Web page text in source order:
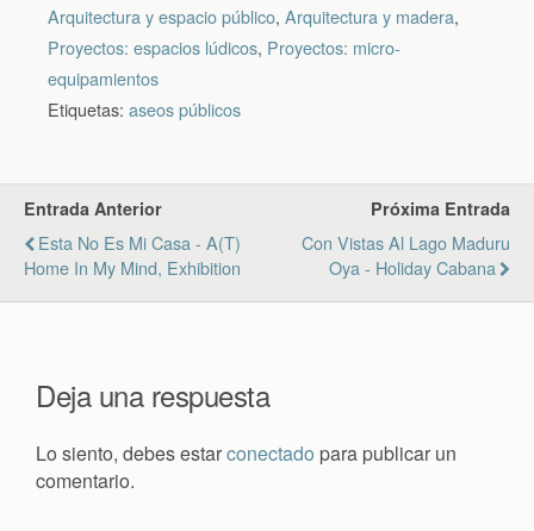
Arquitectura y espacio público, Arquitectura y madera,
Proyectos: espacios lúdicos, Proyectos: micro-
equipamientos
Etiquetas: aseos públicos
Entrada Anterior
Esta No Es Mi Casa - A(t)
Home In My Mind, Exhibition
Próxima Entrada
Con Vistas Al Lago Maduru
Oya - Holiday Cabana
Deja una respuesta
Lo siento, debes estarconectado para publicar un
comentario.